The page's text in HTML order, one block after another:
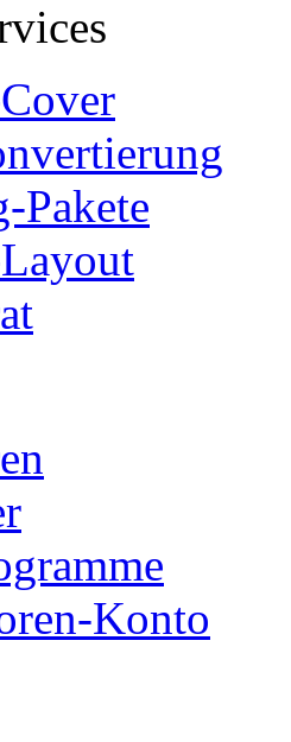
Pakete
Konto